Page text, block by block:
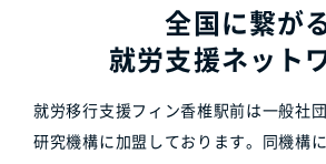
全国に繋が
就労支援ネット
就労移行支援フィン香椎駅前は一般社
研究機構に加盟しております。同機構